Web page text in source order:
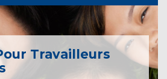
Travailleurs